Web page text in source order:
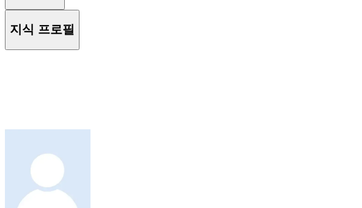
지식 프로필